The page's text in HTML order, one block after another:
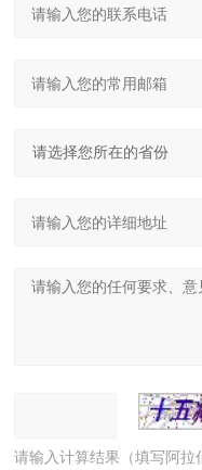
请输入计算结果（填写阿拉